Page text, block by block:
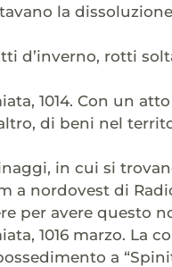
la
d’inverno, rotti
1014. Con un
di beni nel
in cui si
a nordovest di
per avere questo
1016 marzo. La
a